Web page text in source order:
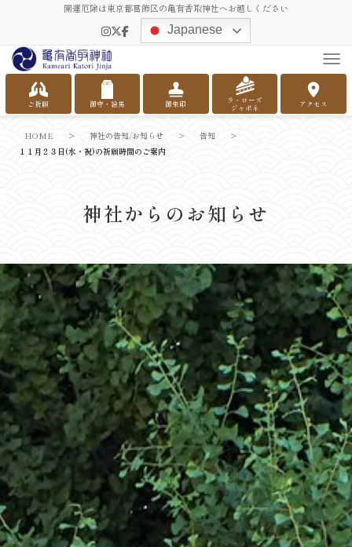
開運厄除は東京都葛飾区の亀有香取神社へお越しください
Japanese
ご祈願 御守・絵馬 御朱印
ラ・ローズ
ジャポネ
アクセス
神社からのお知らせ
HOME > 神社の告知/お知らせ > 告知
>
１１月２３日(水・祝)の祈願時間のご案内